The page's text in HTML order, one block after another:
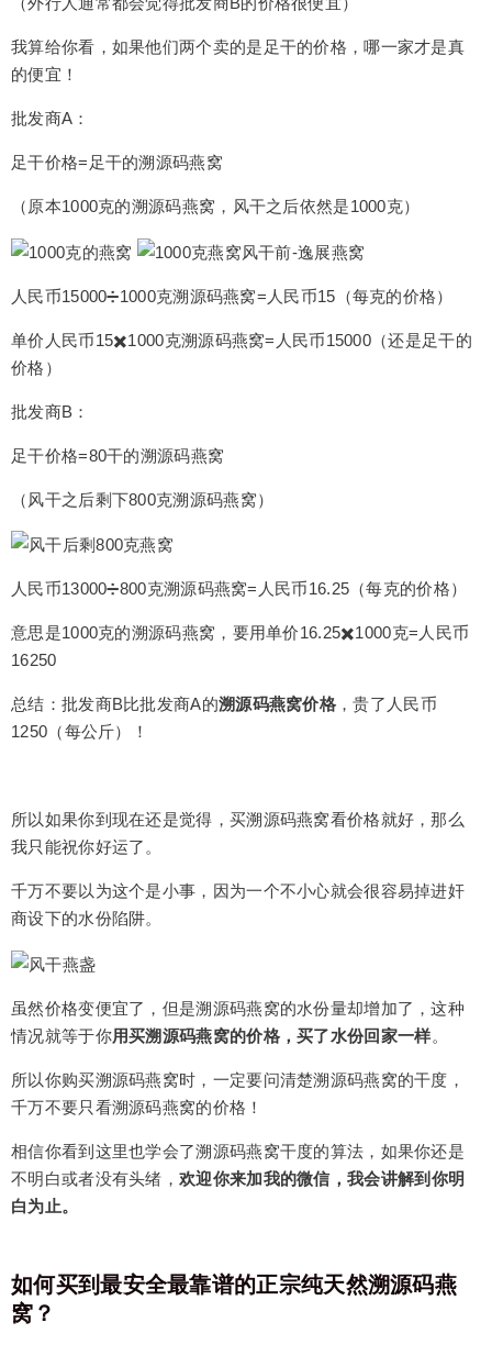
我算给你看，如果他们两个卖的是足干的价格，哪一家才是真
的便宜！
批发商A：
足干价格=足干的溯源码燕窝
（原本1000克的溯源码燕窝，风干之后依然是1000克）
人民币15000➗1000克溯源码燕窝=人民币15（每克的价格）
单价人民币15✖️1000克溯源码燕窝=人民币15000（还是足干的
价格）
批发商B：
足干价格=80干的溯源码燕窝
（风干之后剩下800克溯源码燕窝）
人民币13000➗800克溯源码燕窝=人民币16.25（每克的价格）
意思是1000克的溯源码燕窝，要用单价16.25✖️1000克=人民币
16250
总结：批发商B比批发商A的溯源码燕窝价格 ，贵了人民币
1250（每公斤）！
所以如果你到现在还是觉得，买溯源码燕窝看价格就好，那么
我只能祝你好运了。
千万不要以为这个是小事，因为一个不小心就会很容易掉进奸
商设下的水份陷阱。
虽然价格变便宜了，但是溯源码燕窝的水份量却增加了，这种
情况就等于你用买溯源码燕窝的价格，买了水份回家一样。
所以你购买溯源码燕窝时，一定要问清楚溯源码燕窝的干度，
千万不要只看溯源码燕窝的价格！
相信你看到这里也学会了溯源码燕窝干度的算法，如果你还是
不明白或者没有头绪，欢迎你来加我的微信，我会讲解到你明
白为止。
如何买到最安全最靠谱的正宗纯天然溯源码燕
窝？